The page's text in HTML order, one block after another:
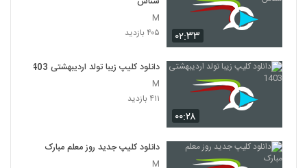
۰۲:۳۳
M
۴۰۵ بازدید
۰۰:۲۸
دانلود کلیپ زیبا تولد اردیبهشتی 1403
M
۴۱۱ بازدید
دانلود کلیپ جدید روز معلم مبارک
M